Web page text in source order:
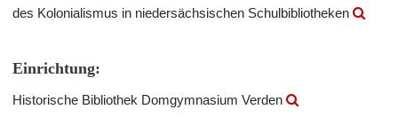
des Kolonialismus in niedersächsischen Schulbibliotheken
Einrichtung:
Historische Bibliothek Domgymnasium Verden